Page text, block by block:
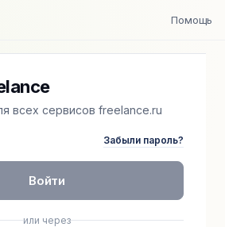
Помощь
всех сервисов freelance.ru
Забыли пароль?
Войти
или через